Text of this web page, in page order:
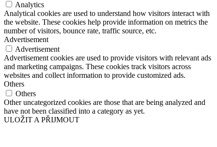
Analytics
Analytical cookies are used to understand how visitors interact with
the website. These cookies help provide information on metrics the
number of visitors, bounce rate, traffic source, etc.
Advertisement
Advertisement
Advertisement cookies are used to provide visitors with relevant ads
and marketing campaigns. These cookies track visitors across
websites and collect information to provide customized ads.
Others
Others
Other uncategorized cookies are those that are being analyzed and
have not been classified into a category as yet.
ULOŽIT A PŘIJMOUT